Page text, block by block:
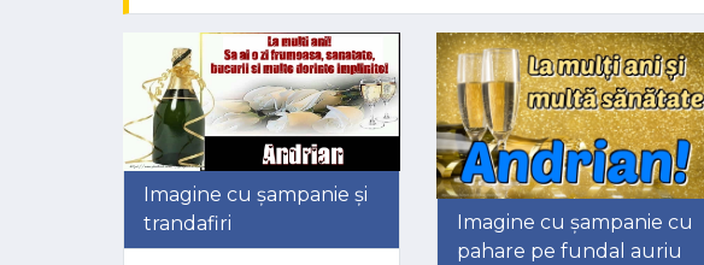
Imagine cu șampanie și
trandafiri
Imagine cu șampanie cu
pahare pe fundal auriu